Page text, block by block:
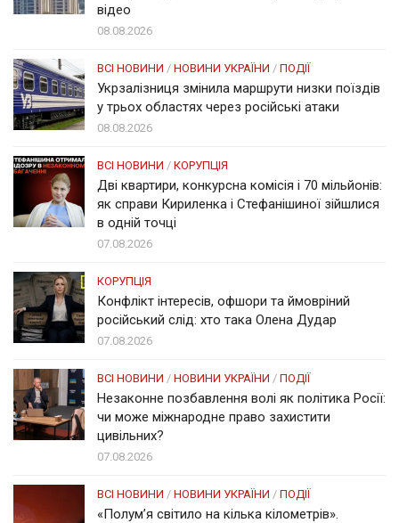
відео
08.08.2026
ВСІ НОВИНИ / НОВИНИ УКРАЇНИ / ПОДІЇ
Укрзалізниця змінила маршрути низки поїздів
у трьох областях через російські атаки
08.08.2026
ВСІ НОВИНИ / КОРУПЦІЯ
Дві квартири, конкурсна комісія і 70 мільйонів:
як справи Кириленка і Стефанішиної зійшлися
в одній точці
07.08.2026
КОРУПЦІЯ
Конфлікт інтересів, офшори та ймовріний
російський слід: хто така Олена Дудар
07.08.2026
ВСІ НОВИНИ / НОВИНИ УКРАЇНИ / ПОДІЇ
Незаконне позбавлення волі як політика Росії:
чи може міжнародне право захистити
цивільних?
07.08.2026
ВСІ НОВИНИ / НОВИНИ УКРАЇНИ / ПОДІЇ
«Полум’я світило на кілька кілометрів».